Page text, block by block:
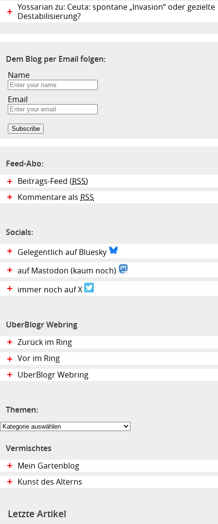
Yossarian zu: Ceuta: spontane „Invasion“ oder gezielte
Destabilisierung?
Dem Blog per Email folgen:
Name
Email
Feed-Abo:
Beitrags-Feed (RSS)
Kommentare als RSS
Socials:
Gelegentlich auf Bluesky
auf Mastodon (kaum noch)
immer noch auf X
UberBlogr Webring
Zurück im Ring
Vor im Ring
UberBlogr Webring
Themen:
Themen:
Vermischtes
Mein Gartenblog
Kunst des Alterns
Letzte Artikel